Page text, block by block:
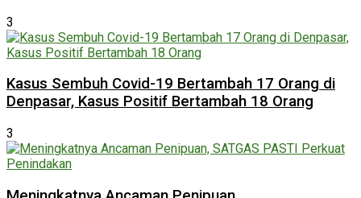
3
Kasus Sembuh Covid-19 Bertambah 17 Orang di
Denpasar, Kasus Positif Bertambah 18 Orang
3